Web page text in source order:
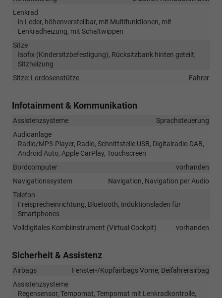
Lenkrad
in Leder, höhenverstellbar, mit Multifunktionen, mit
Lenkradheizung, mit Schaltwippen
Sitze
Isofix (Kindersitzbefestigung), Rücksitzbank hinten geteilt,
Sitzheizung
Sitze: Lordosenstütze
Fahrer
Infotainment & Kommunikation
Assistenzsysteme
Sprachsteuerung
Audioanlage
Radio/MP3-Player, Radio, Schnittstelle USB, Digitalradio DAB,
Android Auto, Apple CarPlay, Touchscreen
Bordcomputer
vorhanden
Navigationssystem
Navigation, Navigation per Audio
Telefon
Freisprecheinrichtung, Bluetooth, Induktionsladen für
Smartphones
Volldigitales Kombiinstrument (Virtual Cockpit)
vorhanden
Sicherheit & Assistenz
Airbags
Fenster-/Kopfairbags Vorne, Beifahrerairbag
Assistenzsysteme
Regensensor, Tempomat, Tempomat mit Lenkradkontrolle,